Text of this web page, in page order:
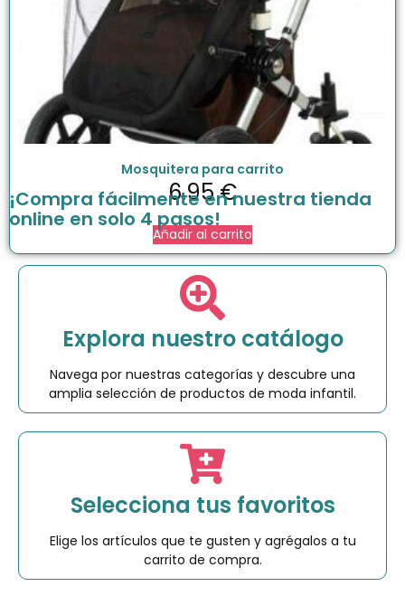
Mosquitera para carrito
6.95€
Añadir al carrito
¡Compra fácilmente en nuestra tienda
online en solo 4 pasos!
Explora nuestro catálogo
Navega por nuestras categorías y descubre una
amplia selección de productos de moda infantil.
Selecciona tus favoritos
Elige los artículos que te gusten y agrégalos a tu
carrito de compra.